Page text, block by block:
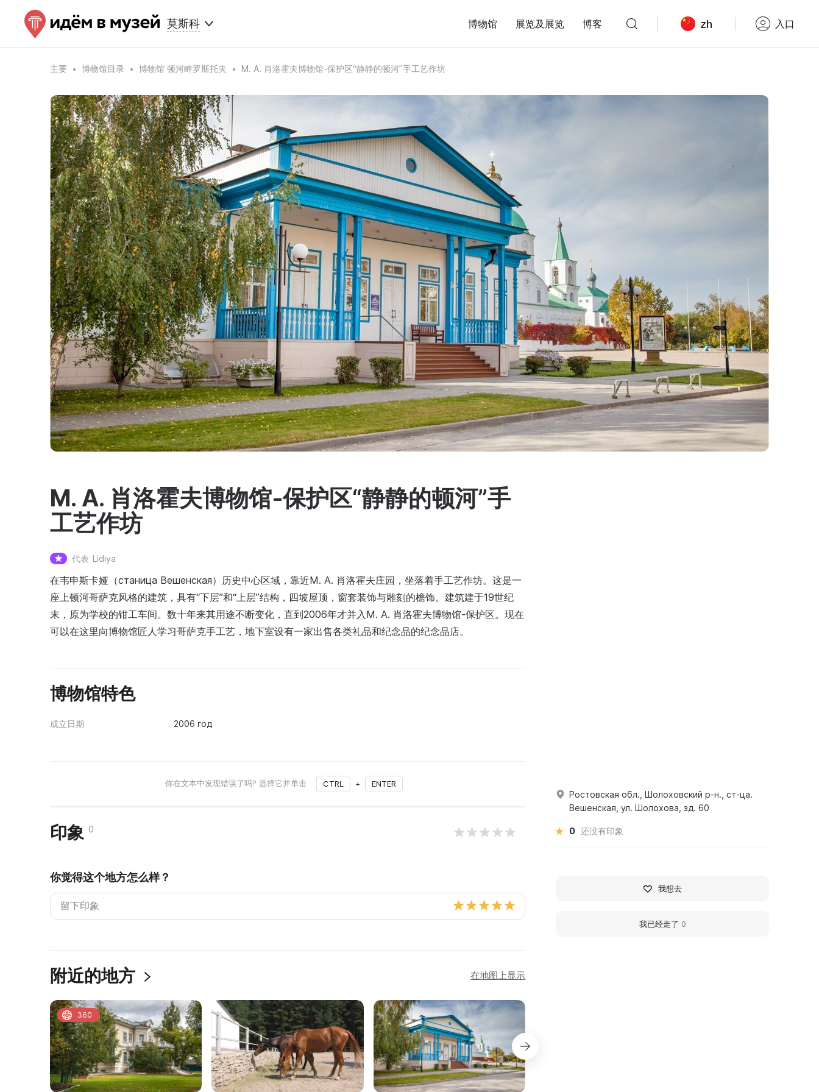
莫斯科 博物馆 展览及展览 博客 zh 入口
主要 博物馆目录 博物馆 顿河畔罗斯托夫 M. A. 肖洛霍夫博物馆‑保护区“静静的顿河”手工艺作坊
M. A. 肖洛霍夫博物馆‑保护区“静静的顿河”手
工艺作坊
代表 Lidiya
在韦申斯卡娅（станица Вешенская）历史中心区域，靠近M. A. 肖洛霍夫庄园，坐落着手工艺作坊。这是一
座上顿河哥萨克风格的建筑，具有“下层”和“上层”结构，四坡屋顶，窗套装饰与雕刻的檐饰。建筑建于19世纪
末，原为学校的钳工车间。数十年来其用途不断变化，直到2006年才并入M. A. 肖洛霍夫博物馆‑保护区。现在
可以在这里向博物馆匠人学习哥萨克手工艺，地下室设有一家出售各类礼品和纪念品的纪念品店。
博物馆特色
成立日期 2006 год
你在文本中发现错误了吗? 选择它并单击 CTRL + ENTER
印象 0
你觉得这个地方怎么样？
附近的地方 在地图上显示
360
Ростовская обл., Шолоховский р-н., ст-ца.
Вешенская, ул. Шолохова, зд. 60
0 还没有印象
我想去
我已经走了 0